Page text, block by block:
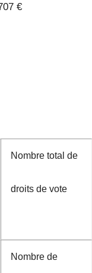
€
Nombre total de
droits de vote
Nombre de